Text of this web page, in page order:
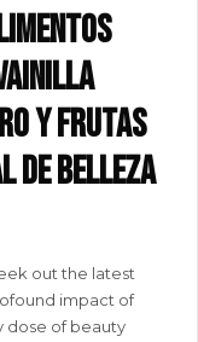
y frutas
de belleza
out the latest
impact of
dose of beauty